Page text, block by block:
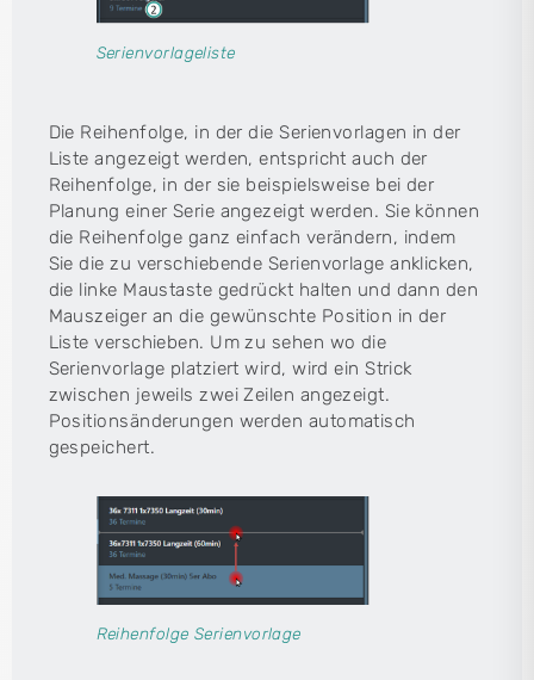
Serienvorlageliste
Die Reihenfolge, in der die Serienvorlagen in der
Liste angezeigt werden, entspricht auch der
Reihenfolge, in der sie beispielsweise bei der
Planung einer Serie angezeigt werden. Sie können
die Reihenfolge ganz einfach verändern, indem
Sie die zu verschiebende Serienvorlage anklicken,
die linke Maustaste gedrückt halten und dann den
Mauszeiger an die gewünschte Position in der
Liste verschieben. Um zu sehen wo die
Serienvorlage platziert wird, wird ein Strick
zwischen jeweils zwei Zeilen angezeigt.
Positionsänderungen werden automatisch
gespeichert.
Reihenfolge Serienvorlage